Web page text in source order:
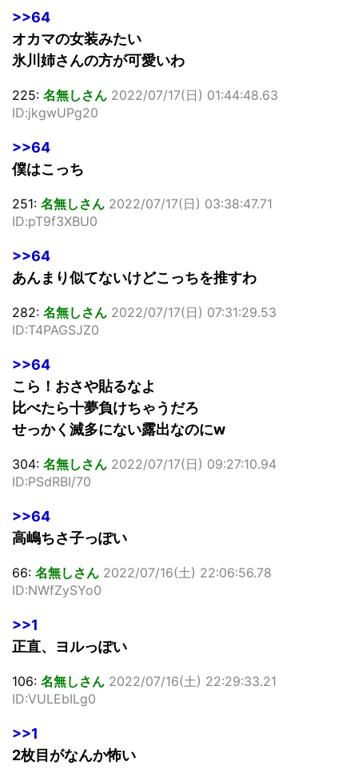
>>64
オカマの女装みたい
氷川姉さんの方が可愛いわ
225: 名無しさん 2022/07/17(日) 01:44:48.63
ID:jkgwUPg20
>>64
僕はこっち
251: 名無しさん 2022/07/17(日) 03:38:47.71
ID:pT9f3XBU0
>>64
あんまり似てないけどこっちを推すわ
282: 名無しさん 2022/07/17(日) 07:31:29.53
ID:T4PAGSJZ0
>>64
こら！おさや貼るなよ
比べたら十夢負けちゃうだろ
せっかく滅多にない露出なのにw
304: 名無しさん 2022/07/17(日) 09:27:10.94
ID:PSdRBI/70
>>64
高嶋ちさ子っぽい
66: 名無しさん 2022/07/16(土) 22:06:56.78
ID:NWfZySYo0
>>1
正直、ヨルっぽい
106: 名無しさん 2022/07/16(土) 22:29:33.21
ID:VULEbILg0
>>1
2枚目がなんか怖い